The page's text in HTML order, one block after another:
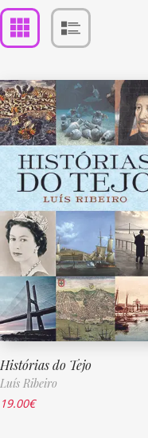
Histórias do Tejo
Luís Ribeiro
19.00€